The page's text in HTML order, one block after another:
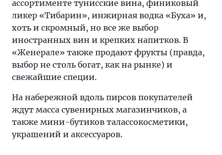
ассортименте тунисские вина, финиковый
ликер «Тибарин», инжирная водка «Буха» и,
хоть и скромный, но все же выбор
иностранных вин и крепких напитков. В
«Женерале» также продают фрукты (правда,
выбор не столь богат, как на рынке) и
свежайшие специи.
На набережной вдоль пирсов покупателей
ждут масса сувенирных магазинчиков, а
также мини-бутиков талассокосметики,
украшений и аксессуаров.